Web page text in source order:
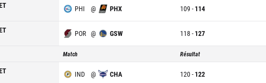
PHI @ PHX 109 - 114
POR @ GSW 118 - 127
Match Résultat
IND @ CHA 120- 122